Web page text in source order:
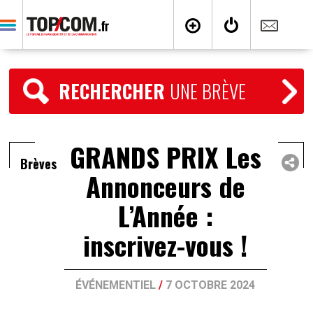
RECHERCHER UNE BRÈVE
Brèves GRANDS PRIX Les
Annonceurs de
L’Année :
inscrivez-vous !
ÉVÉNEMENTIEL / 7 OCTOBRE 2024